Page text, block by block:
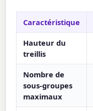
Caractéristique
Hauteur du
treillis
Nombre de
sous-groupes
maximaux